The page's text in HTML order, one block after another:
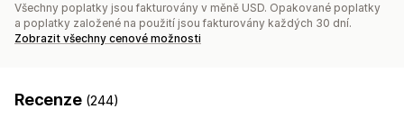
Všechny poplatky jsou fakturovány v měně USD. Opakované poplatky
a poplatky založené na použití jsou fakturovány každých 30 dní.
Zobrazit všechny cenové možnosti
Recenze (244)